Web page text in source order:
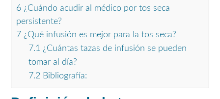
6 ¿Cuándo acudir al médico por tos seca
persistente?
7 ¿Qué infusión es mejor para la tos seca?
7.1 ¿Cuántas tazas de infusión se pueden
tomar al día?
7.2Bibliografía: